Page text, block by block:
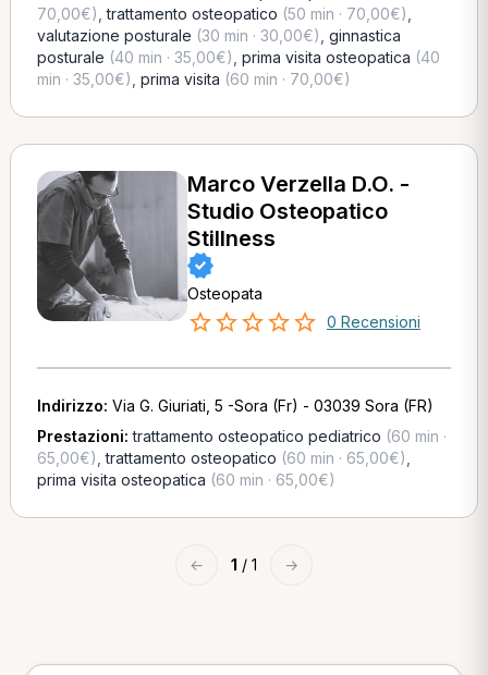
70,00€) ,trattamento osteopatico (50 min · 70,00€)
valutazione posturale (30 min · 30,00€) ginnastica
posturale (40 min · 35,00€) prima visita osteopatica (40
min · 35,00€) prima visita (60 min · 70,00€)
Marco Verzella D.O. -
Studio Osteopatico
Stillness
Osteopata
0 Recensioni
Indirizzo: Via G. Giuriati, 5 -Sora (Fr) - 03039 Sora (FR)
Prestazioni:trattamento osteopatico pediatrico (60 min ·
65,00€) ,trattamento osteopatico (60 min · 65,00€)
prima visita osteopatica (60 min · 65,00€)
← 1 / 1 →